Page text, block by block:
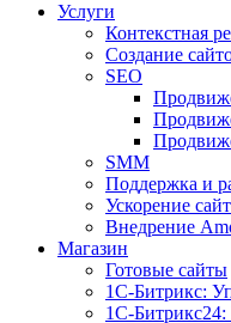
Услуги
Контекстная
Создание
SEO
SMM
Поддержка и
Ускорение
Внедрение
Магазин
Готовые сайты
1С-Битрикс:
1С-